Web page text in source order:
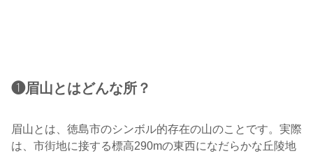
❶眉山とはどんな所？
眉山とは、徳島市のシンボル的存在の山のことです。実際
は、市街地に接する標高290mの東西になだらかな丘陵地